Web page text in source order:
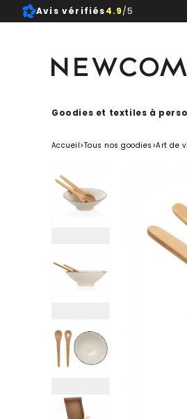
Avis vérifiés4.9/5
Goodies et textiles à
Accueil>Tous nos goodies >Art de